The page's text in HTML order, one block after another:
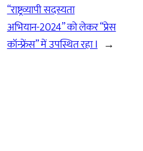
“राष्ट्रव्यापी सदस्यता
अभियान-2024” को लेकर “प्रेस
कॉन्फ्रेंस” में उपस्थित रहा I →